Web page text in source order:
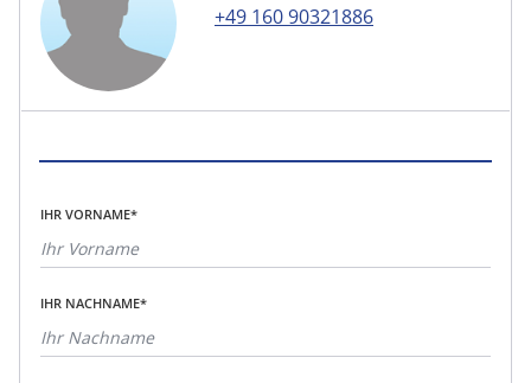
+49 160 90321886
IHR VORNAME*
IHR NACHNAME*